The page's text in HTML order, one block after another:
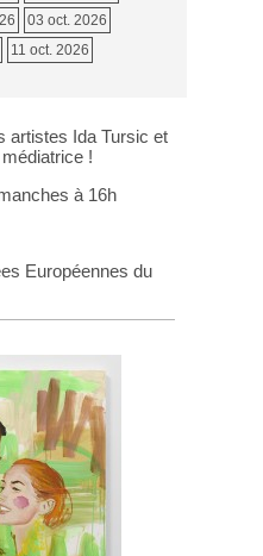
03 oct. 2026
11 oct. 2026
artistes Ida Tursic et
!
à 16h
Européennes du